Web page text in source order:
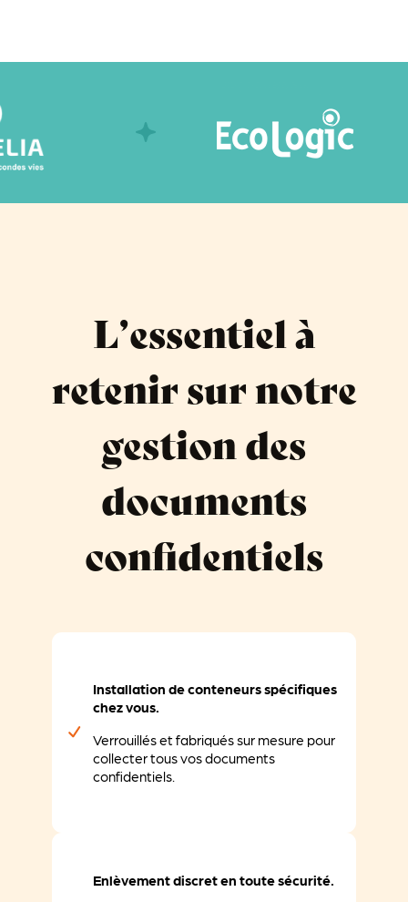
L’essentiel à
retenir sur notre
gestion des
documents
confidentiels
Installation de conteneurs spécifiques
chez vous.
Verrouillés et fabriqués sur mesure pour
collecter tous vos documents
confidentiels.
Enlèvement discret en toute sécurité.